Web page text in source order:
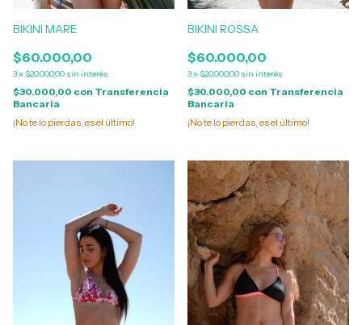
BIKINI MARE
$60.000,00
3x $20.000,00 sin interés
$30.000,00 con Transferencia
Bancaria
¡No te lo pierdas, es el último!
BIKINI ROSSA
$60.000,00
3x $20.000,00 sin interés
$30.000,00 con Transferencia
Bancaria
¡No te lo pierdas, es el último!